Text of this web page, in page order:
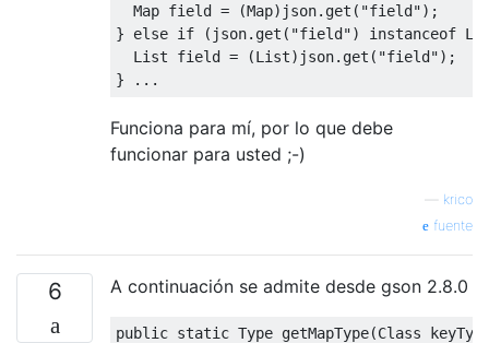
Map field = (Map) json. get ( "field");
}
else if ( json. get ( "field") instanceof
List field = (List) json. get ( "field");
}
...
Funciona para mí, por lo que debe
funcionar para usted ;-)
krico
fuente
6 A continuación se admite desde gson 2.8.0
public static Type getMapType(Class